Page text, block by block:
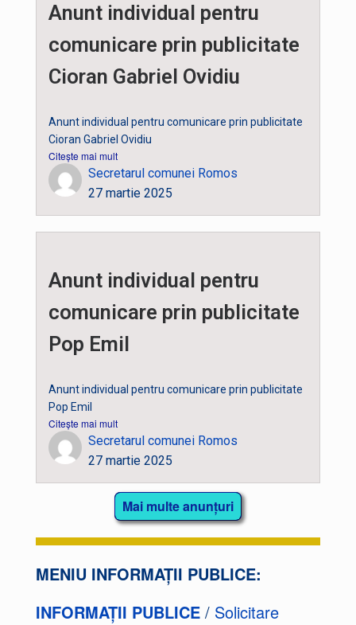
Anunt individual pentru
comunicare prin publicitate
Cioran Gabriel Ovidiu
Anunt individual pentru comunicare prin publicitate
Cioran Gabriel Ovidiu
Citește mai mult
Secretarul comunei Romos
27 martie 2025
Anunt individual pentru
comunicare prin publicitate
Pop Emil
Anunt individual pentru comunicare prin publicitate
Pop Emil
Citește mai mult
Secretarul comunei Romos
27 martie 2025
Mai multe anunțuri
MENIU INFORMAȚII PUBLICE:
INFORMAȚII PUBLICE / Solicitare